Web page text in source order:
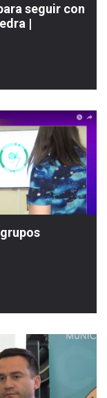
seguir con
|